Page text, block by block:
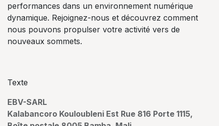
performances dans un environnement numérique
dynamique. Rejoignez-nous et découvrez comment
nous pouvons propulser votre activité vers de
nouveaux sommets.
Texte
EBV-SARL
Kalabancoro Kouloubleni Est Rue 816 Porte 1115,